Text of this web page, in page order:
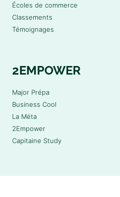
Écoles de commerce
Classements
Témoignages
2EMPOWER
Major Prépa
Business Cool
La Méta
2Empower
Capitaine Study